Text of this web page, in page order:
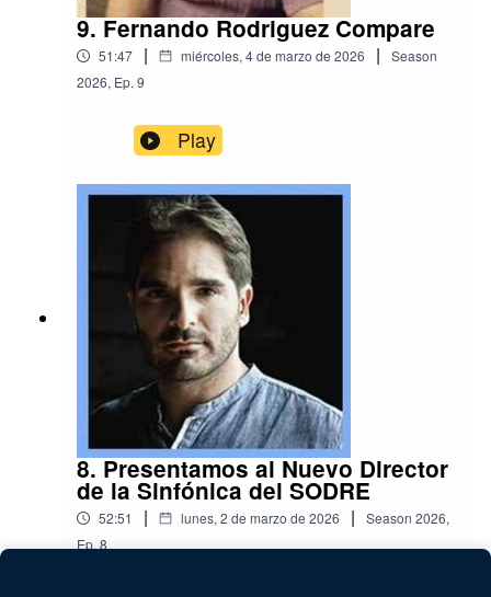
9. Fernando Rodriguez Compare
51:47 | miércoles, 4 de marzo de 2026 |
Season
2026, Ep. 9
Play
8. Presentamos al Nuevo Director
de la Sinfónica del SODRE
52:51 | lunes, 2 de marzo de 2026 | Season 2026,
Ep.8